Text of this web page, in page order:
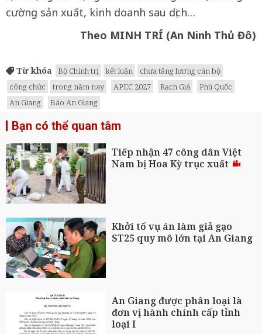
cường sản xuất, kinh doanh sau dịch…
Theo MINH TRÍ (An Ninh Thủ Đô)
Từ khóa Bộ Chính trị kết luận
chưa tăng lương cán bộ
công chức
trong năm nay APEC 2027 Rạch Giá
Phú Quốc
An Giang
Báo An Giang
Bạn có thể quan tâm
Tiếp nhận 47 công dân Việt
Nam bị Hoa Kỳ trục xuất
Khởi tố vụ án làm giả gạo
ST25 quy mô lớn tại An Giang
An Giang được phân loại là
đơn vị hành chính cấp tỉnh
loại I